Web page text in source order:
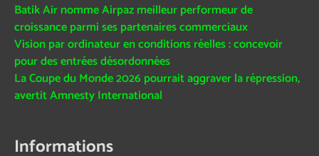
Batik Air nomme Airpaz meilleur performeur de
croissance parmi ses partenaires commerciaux
Vision par ordinateur en conditions réelles : concevoir
pour des entrées désordonnées
La Coupe du Monde 2026 pourrait aggraver la répression,
avertit Amnesty International
Informations